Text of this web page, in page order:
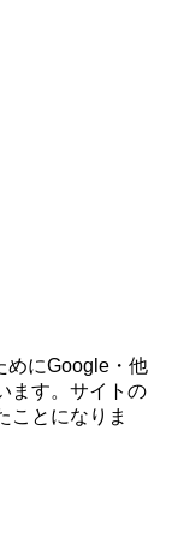
めにGoogle・他
ます。サイトの
ことになりま